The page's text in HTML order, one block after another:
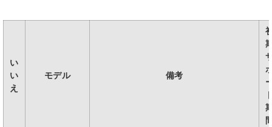
い
い
え
モデル 備考